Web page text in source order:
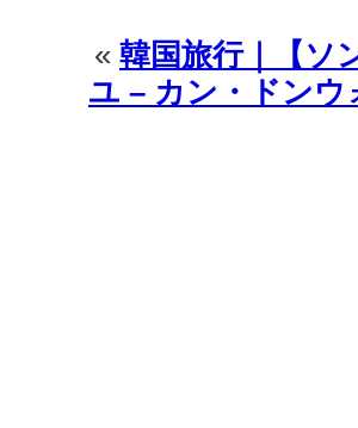
« 韓国旅行｜【ソ
ユ – カン・ドン